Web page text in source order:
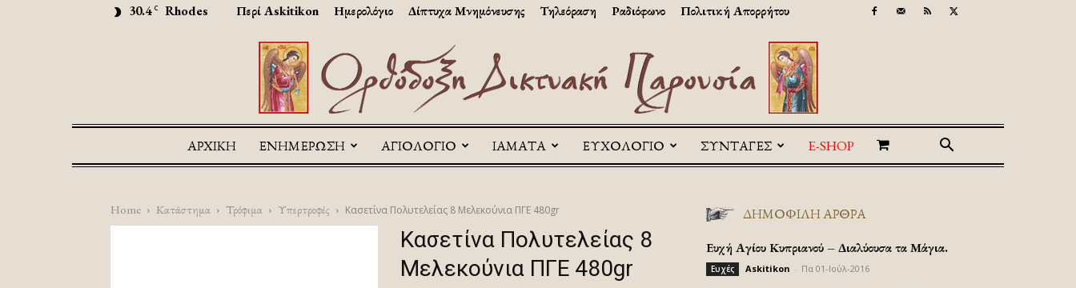
30.4 C Rhodes Περί Askitikon Ημερολόγιο Δίπτυχα Μνημόνευσης Τηλεόραση Ραδιόφωνο Πολιτική Απορρήτου
Askitikon
ΑΡΧΙΚΉ ΕΝΗΜΕΡΩΣΗ ΑΓΙΟΛΟΓΙΟ ΙΑΜΑΤΑ ΕΥΧΟΛΟΓΙΟ ΣΥΝΤΑΓΕΣ E-SHOP
Home Κατάστημα Τρόφιμα Υπερτροφές Κασετίνα Πολυτελείας 8 Μελεκούνια ΠΓΕ 480gr
Κασετίνα Πολυτελείας 8
Μελεκούνια ΠΓΕ 480gr
ΔΗΜΟΦΙΛΗ ΑΡΘΡΑ
Ευχή Αγίου Κυπριανού – Διαλύουσα τα Μάγια.
Ευχές Askitikon Πα 01-Ιούλ-2016